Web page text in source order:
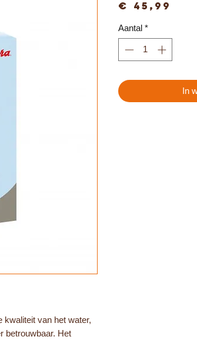
kwaliteit van het water,
betrouwbaar. Het
€ 45,99
Aantal *
In